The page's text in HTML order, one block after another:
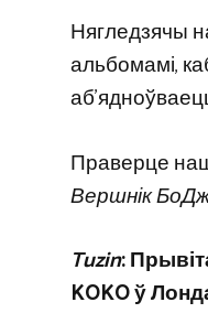
Нягледзячы
альбомамі,
Праверце
Вершнік
Tuzin:
KOKO ў